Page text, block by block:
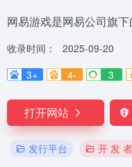
网易游戏是网易公司旗
收录时间：
2025-09-20
3+
4- 3
打开网站
发行平台 开 发 者